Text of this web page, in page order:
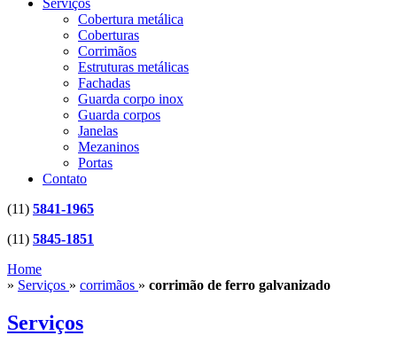
Serviços
Cobertura metálica
Coberturas
Corrimãos
Estruturas metálicas
Fachadas
Guarda corpo inox
Guarda corpos
Janelas
Mezaninos
Portas
Contato
(11) 5841-1965
(11) 5845-1851
Home
» Serviços » corrimãos » corrimão de ferro galvanizado
Serviços